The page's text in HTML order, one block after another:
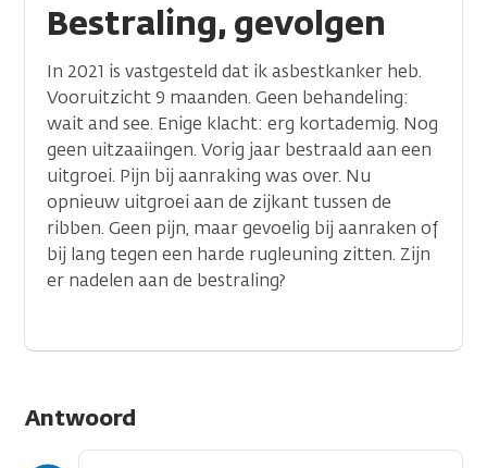
Bestraling, gevolgen
In 2021 is vastgesteld dat ik asbestkanker heb.
Vooruitzicht 9 maanden. Geen behandeling:
wait and see. Enige klacht: erg kortademig. Nog
geen uitzaaiingen. Vorig jaar bestraald aan een
uitgroei. Pijn bij aanraking was over. Nu
opnieuw uitgroei aan de zijkant tussen de
ribben. Geen pijn, maar gevoelig bij aanraken of
bij lang tegen een harde rugleuning zitten. Zijn
er nadelen aan de bestraling?
Antwoord